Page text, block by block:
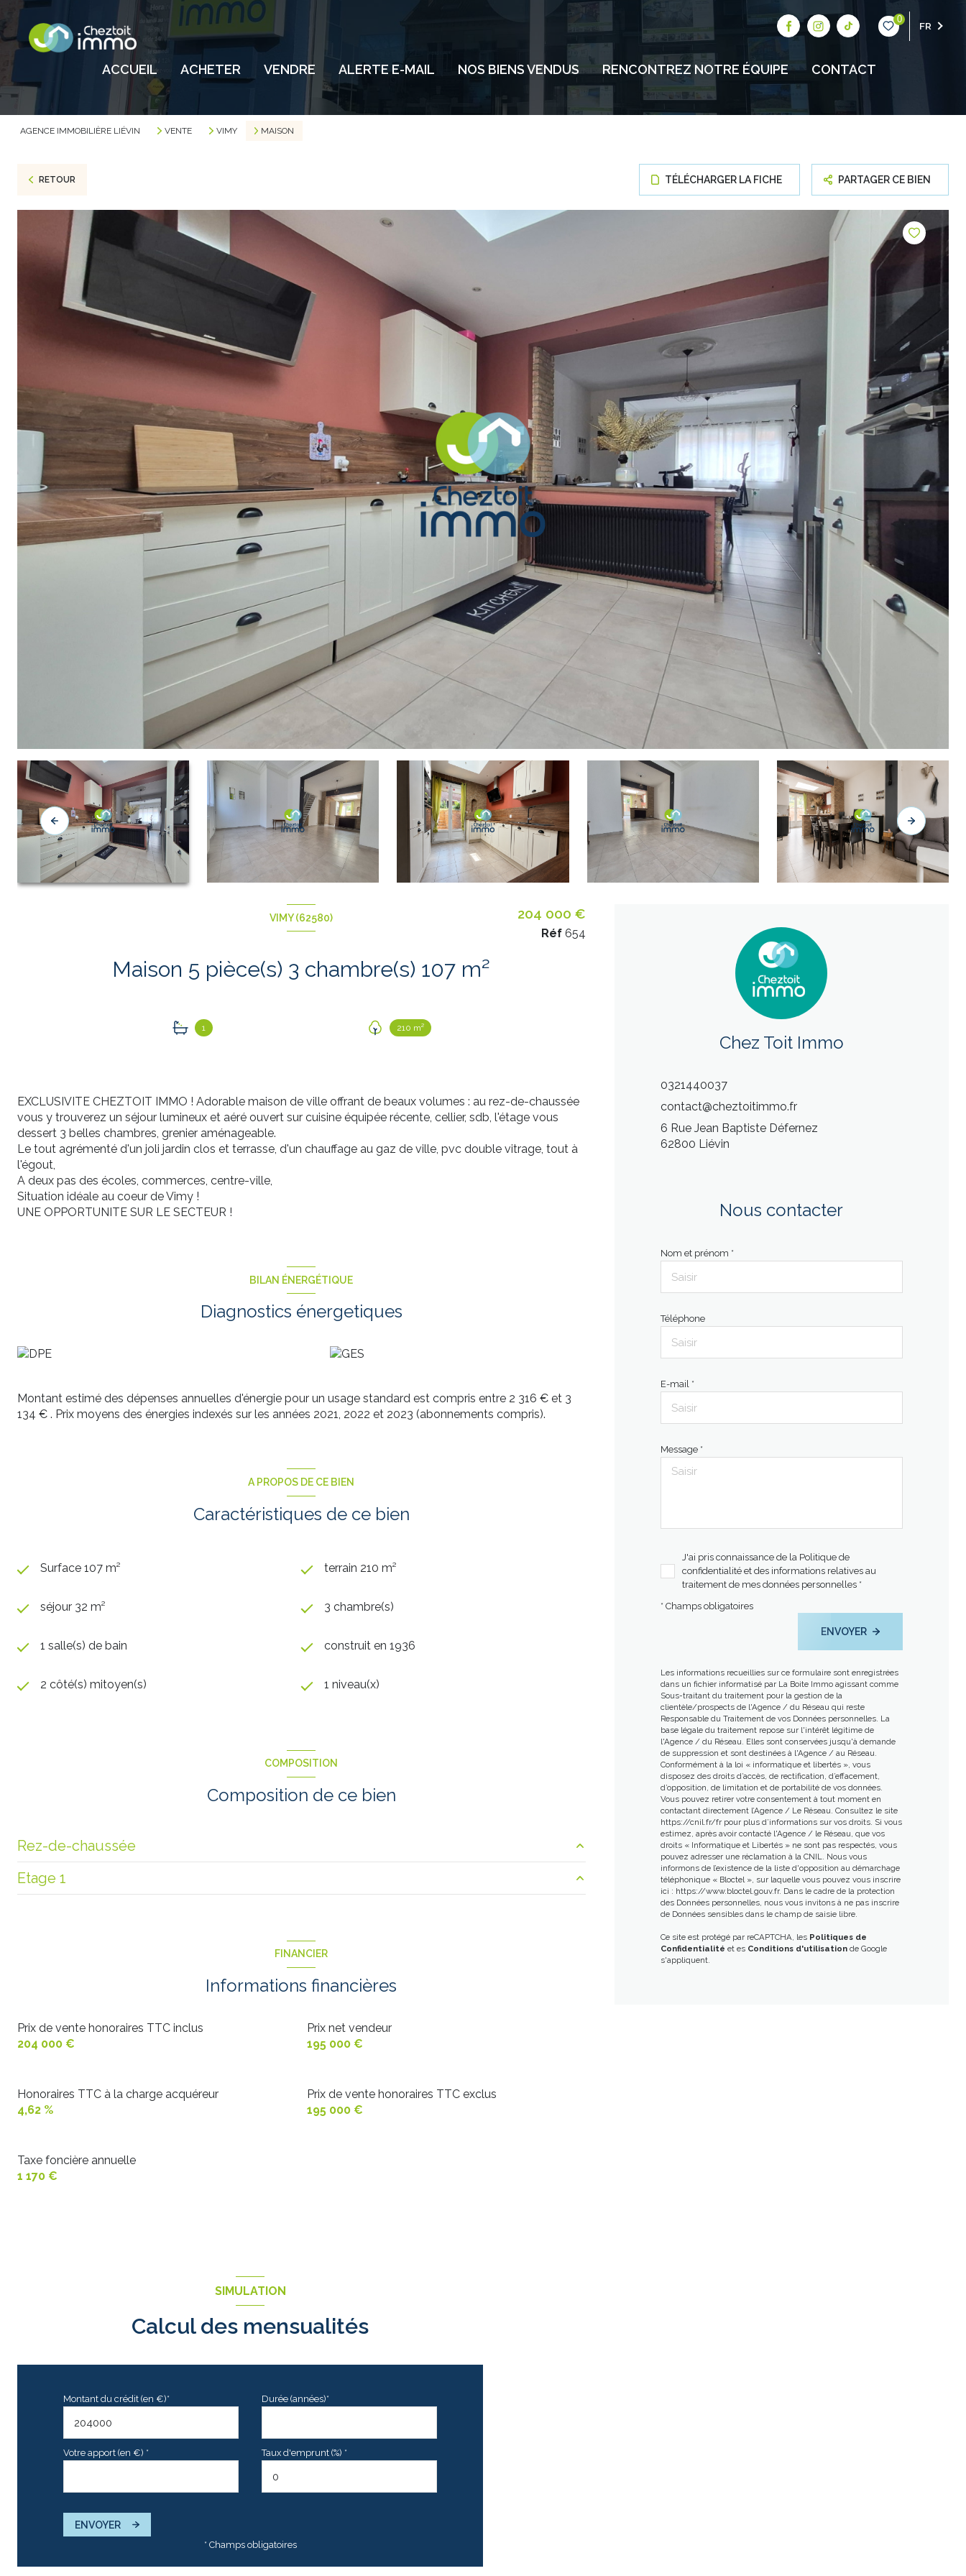
0
FR
ACCUEIL ACHETER VENDRE ALERTE E-MAIL NOS BIENS VENDUS RENCONTREZ NOTRE ÉQUIPE CONTACT
AGENCE IMMOBILIÈRE LIÉVIN VENTE VIMY MAISON
RETOUR TÉLÉCHARGER LA FICHE PARTAGER CE BIEN
VIMY (62580)
Maison 5 pièce(s) 3 chambre(s) 107 m²
1 210 m²
204 000 €
Réf 654
EXCLUSIVITE CHEZTOIT IMMO ! Adorable maison de ville offrant de beaux volumes : au rez-de-chaussée
vous y trouverez un séjour lumineux et aéré ouvert sur cuisine équipée récente, cellier, sdb, l'étage vous
dessert 3 belles chambres, grenier aménageable.
Le tout agrémenté d'un joli jardin clos et terrasse, d'un chauffage au gaz de ville, pvc double vitrage, tout à
l'égout,
A deux pas des écoles, commerces, centre-ville,
Situation idéale au coeur de Vimy !
UNE OPPORTUNITE SUR LE SECTEUR !
BILAN ÉNERGÉTIQUE
Diagnostics énergetiques
Montant estimé des dépenses annuelles d'énergie pour un usage standard est compris entre 2 316 € et 3
134 € . Prix moyens des énergies indexés sur les années 2021, 2022 et 2023 (abonnements compris).
A PROPOS DE CE BIEN
Caractéristiques de ce bien
Surface 107 m² terrain 210 m²
séjour 32 m² 3 chambre(s)
1 salle(s) de bain construit en 1936
2 côté(s) mitoyen(s) 1 niveau(x)
COMPOSITION
Composition de ce bien
Rez-de-chaussée
HALL
cellier
WC
Etage 1
FINANCIER
Informations financières
Prix de vente honoraires TTC inclus
204 000 €
Prix net vendeur
195 000 €
Prix de vente honoraires TTC exclus
195 000 €
Honoraires TTC à la charge acquéreur
4,62 %
Taxe foncière annuelle
1 170 €
Chez Toit Immo
0321440037
contact@cheztoitimmo.fr
6 Rue Jean Baptiste Défernez
62800 Liévin
Nous contacter
Nom et prénom *
Téléphone
E-mail *
Message *
J'ai pris connaissance de la Politique de
confidentialité et des informations relatives au
traitement de mes données personnelles *
* Champs obligatoires
ENVOYER
Les informations recueillies sur ce formulaire sont enregistrées
dans un fichier informatisé par La Boite Immo agissant comme
Sous-traitant du traitement pour la gestion de la
clientèle/prospects de l'Agence / du Réseau qui reste
Responsable du Traitement de vos Données personnelles. La
base légale du traitement repose sur l'intérêt légitime de
l'Agence / du Réseau. Elles sont conservées jusqu'à demande
de suppression et sont destinées à l'Agence / au Réseau.
Conformément à la loi « informatique et libertés », vous
disposez des droits d’accès, de rectification, d’effacement,
d’opposition, de limitation et de portabilité de vos données.
Vous pouvez retirer votre consentement à tout moment en
contactant directement l’Agence / Le Réseau. Consultez le site
https://cnil.fr/frpour plus d’informations sur vos droits. Si vous
estimez, après avoir contacté l'Agence / le Réseau, que vos
droits « Informatique et Libertés » ne sont pas respectés, vous
pouvez adresser une réclamation à la CNIL. Nous vous
informons de l’existence de la liste d'opposition au démarchage
téléphonique « Bloctel », sur laquelle vous pouvez vous inscrire
ici : https://www.bloctel.gouv.fr. Dans le cadre de la protection
des Données personnelles, nous vous invitons à ne pas inscrire
de Données sensibles dans le champ de saisie libre.
Ce site est protégé par reCAPTCHA, les Politiques de
Confidentialité et es Conditions d'utilisationde Google
s'appliquent.
SIMULATION
Calcul des mensualités
Montant du crédit (en €)* Durée (années)*
Votre apport (en €) * Taux d'emprunt (%) *
ENVOYER
* Champs obligatoires